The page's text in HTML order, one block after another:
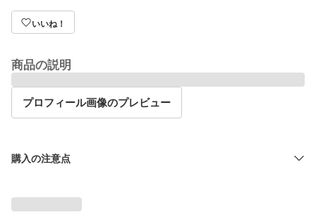
いいね！
商品の説明
プロフィール画像のプレビュー
購入の注意点